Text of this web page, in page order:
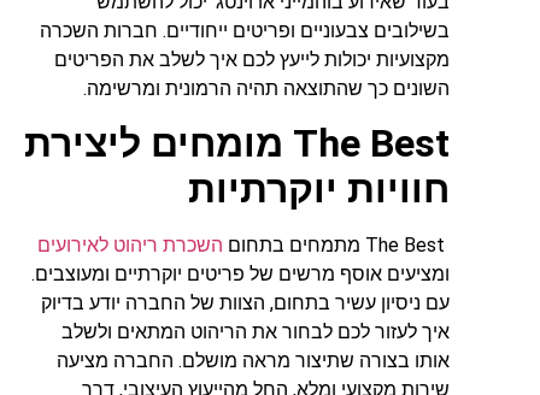
בשילובים צבעוניים ופריטים ייחודיים. חברות השכרה
מקצועיות יכולות לייעץ לכם איך לשלב את הפריטים
השונים כך שהתוצאה תהיה הרמונית ומרשימה.
The Best מומחים ליצירת
חוויות יוקרתיות
השכרת ריהוט לאירועים
ומציעים אוסף מרשים של פריטים יוקרתיים ומעוצבים.
עם ניסיון עשיר בתחום, הצוות של החברה יודע בדיוק
איך לעזור לכם לבחור את הריהוט המתאים ולשלב
אותו בצורה שתיצור מראה מושלם. החברה מציעה
שירות מקצועי ומלא, החל מהייעוץ העיצובי, דרך